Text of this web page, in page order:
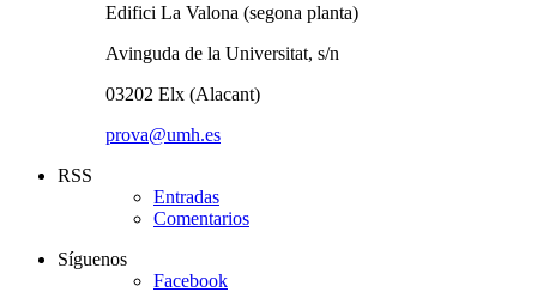
Edifici La Valona (segona planta)
Avinguda de la Universitat, s/n
03202 Elx (Alacant)
prova@umh.es
RSS
Entradas
Comentarios
Síguenos
Facebook